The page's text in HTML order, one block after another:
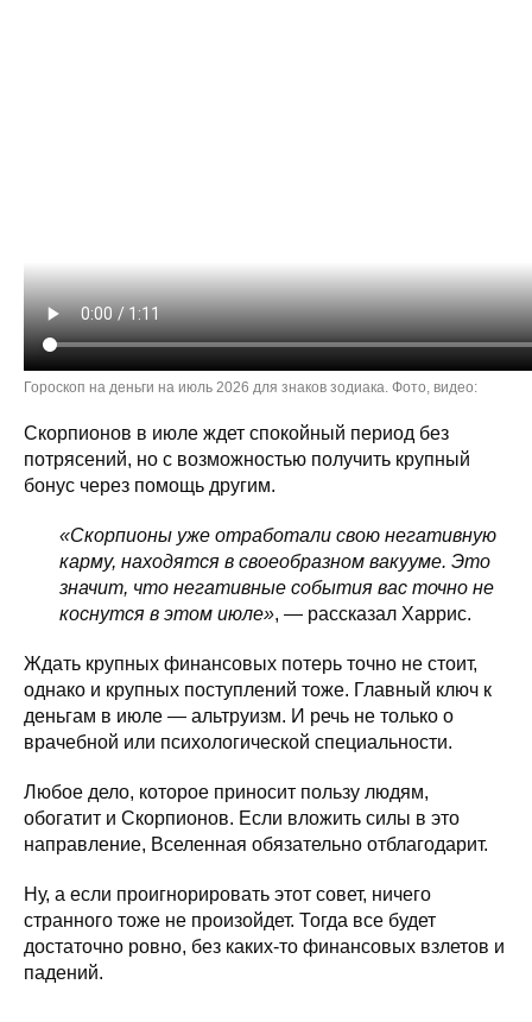
Гороскоп на деньги на июль 2026 для знаков зодиака. Фото, видео:
Скорпионов в июле ждет спокойный период без
потрясений, но с возможностью получить крупный
бонус через помощь другим.
«Скорпионы уже отработали свою негативную
карму, находятся в своеобразном вакууме. Это
значит, что негативные события вас точно не
коснутся в этом июле», — рассказал Харрис.
Ждать крупных финансовых потерь точно не стоит,
однако и крупных поступлений тоже. Главный ключ к
деньгам в июле — альтруизм. И речь не только о
врачебной или психологической специальности.
Любое дело, которое приносит пользу людям,
обогатит и Скорпионов. Если вложить силы в это
направление, Вселенная обязательно отблагодарит.
Ну, а если проигнорировать этот совет, ничего
странного тоже не произойдет. Тогда все будет
достаточно ровно, без каких-то финансовых взлетов и
падений.